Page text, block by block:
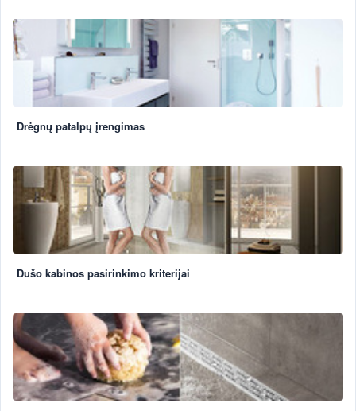
Drėgnų patalpų įrengimas
Dušo kabinos pasirinkimo kriterijai